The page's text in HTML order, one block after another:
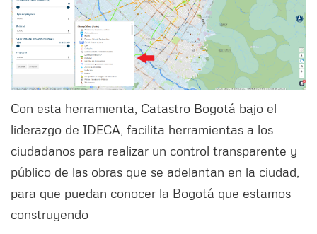
Con esta herramienta, Catastro Bogotá bajo el
liderazgo de IDECA, facilita herramientas a los
ciudadanos para realizar un control transparente y
público de las obras que se adelantan en la ciudad,
para que puedan conocer la Bogotá que estamos
construyendo